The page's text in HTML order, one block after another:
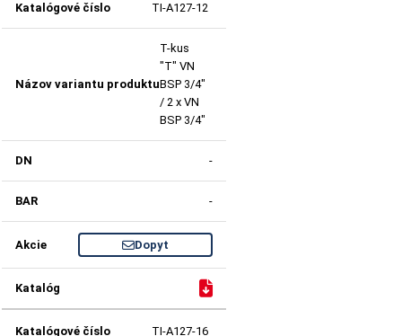
TI-A127-12
T-kus
"T" VN
BSP 3/4"
/ 2 x VN
BSP 3/4"
-
-
Dopyt
TI-A127-16